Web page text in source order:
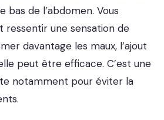
bas de l’abdomen. Vous
ressentir une sensation de
davantage les maux, l’ajout
peut être efficace. C’est une
notamment pour éviter la